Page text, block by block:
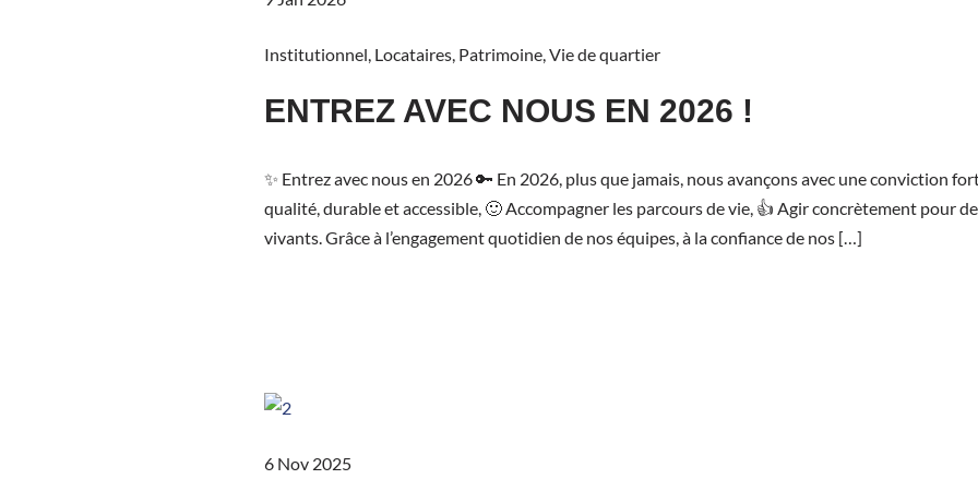
Institutionnel, Locataires, Patrimoine,Vie de quartier
ENTREZ AVEC NOUS EN 2026 !
✨ Entrez avec nous en 2026 🔑 En 2026, plus que jamais, nous avançons avec une conviction
qualité, durable et accessible, 🙂 Accompagner les parcours de vie, 👍 Agir concrètement pour
vivants. Grâce à l’engagement quotidien de nos équipes, à la confiance de nos […]
6 Nov 2025